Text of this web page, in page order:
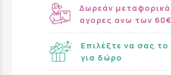
Δωρεάν μεταφορικά
αγορες ανω των 60€
Επιλέξτε να σας το
για δώρο